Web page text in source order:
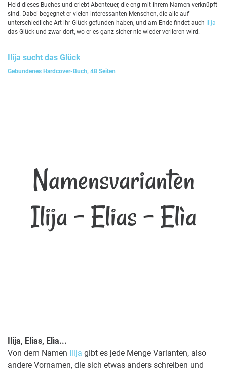
Held dieses Buches und erlebt Abenteuer, die eng mit ihrem Namen verknüpft
sind. Dabei begegnet er vielen interessanten Menschen, die alle auf
unterschiedliche Art ihr Glück gefunden haben, und am Ende findet auch Ilija
das Glück und zwar dort, wo er es ganz sicher nie wieder verlieren wird.
Ilija sucht das Glück
Gebundenes Hardcover-Buch, 48 Seiten
Namensvarianten
Ilija - Elias - Elìa
Ilija, Elias, Elìa...
Von dem Namen
Ilija gibt es jede Menge Varianten, also
andere Vornamen, die sich etwas anders schreiben und